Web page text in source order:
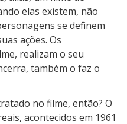
elas existem, não
se definem
ações. Os
realizam o seu
também o faz o
no filme, então? O
acontecidos em 1961